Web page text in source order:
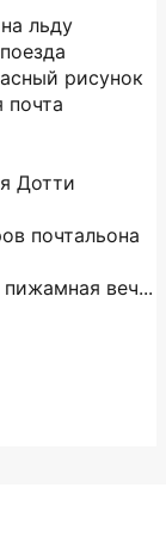
льду
рисунок
почта
Дотти
почтальона
веч...